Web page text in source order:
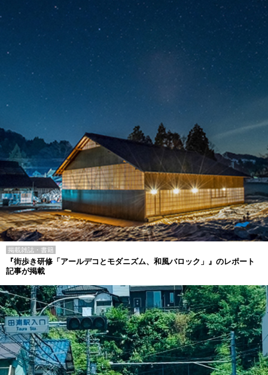
掲載雑誌・書籍
『街歩き研修「アールデコとモダニズム、和風バロック」』のレポート
記事が掲載